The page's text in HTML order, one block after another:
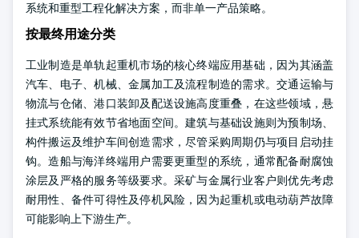
系统和重型工程化解决方案，而非单一产品策略。
按最终用途分类
工业制造是单轨起重机市场的核心终端应用基础，因为其涵盖
汽车、电子、机械、金属加工及流程制造的需求。交通运输与
物流与仓储、港口装卸及配送设施高度重叠，在这些领域，悬
挂式系统能有效节省地面空间。建筑与基础设施则为预制场、
构件搬运及维护车间创造需求，尽管采购周期仍与项目启动挂
钩。造船与海洋终端用户需要更重型的系统，通常配备耐腐蚀
涂层及严格的服务等级要求。采矿与金属行业客户则优先考虑
耐用性、备件可得性及停机风险，因为起重机或电动葫芦故障
可能影响上下游生产。